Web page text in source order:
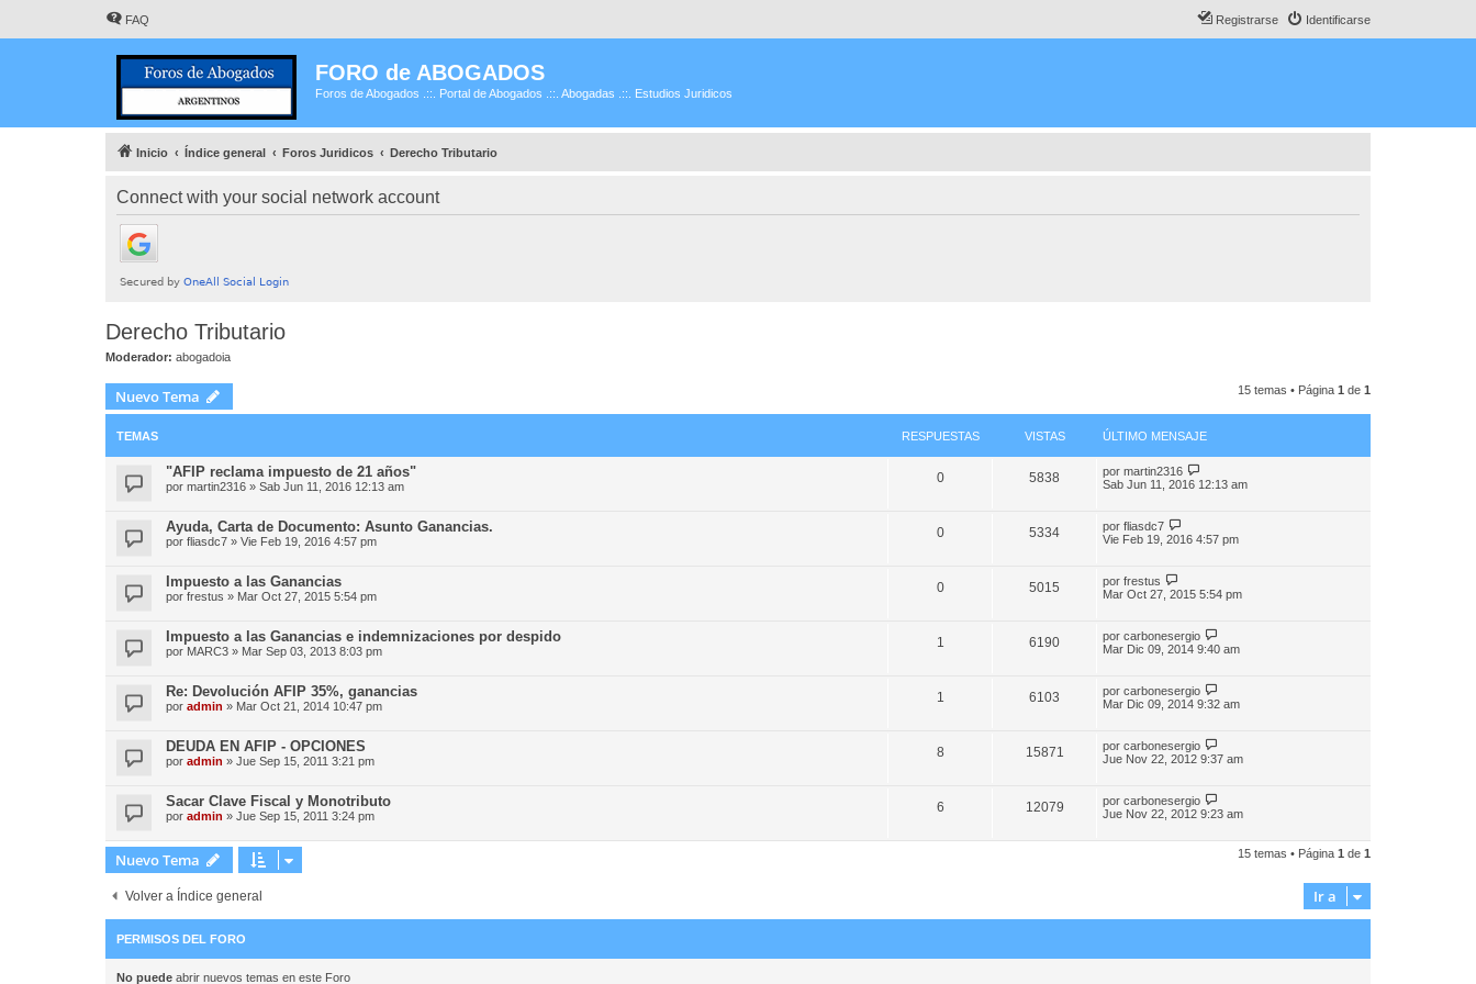
FAQ Identificarse
Registrarse
FORO de ABOGADOS
Foros de Abogados .::. Portal de Abogados .::. Abogadas .::. Estudios Juridicos
Inicio Índice general Foros Juridicos Derecho Tributario
Connect with your social network account
Derecho Tributario
Moderador: abogadoia
Nuevo Tema 15 temas • Página 1 de 1
TEMAS RESPUESTAS VISTAS ÚLTIMO MENSAJE
"AFIP reclama impuesto de 21 años"
por martin2316 » Sab Jun 11, 2016 12:13 am
0 5838 por martin2316
Sab Jun 11, 2016 12:13 am
Ayuda, Carta de Documento: Asunto Ganancias.
por fliasdc7 » Vie Feb 19, 2016 4:57 pm
0 5334 por fliasdc7
Vie Feb 19, 2016 4:57 pm
Impuesto a las Ganancias
por frestus » Mar Oct 27, 2015 5:54 pm
0 5015 por frestus
Mar Oct 27, 2015 5:54 pm
Impuesto a las Ganancias e indemnizaciones por despido
por MARC3 » Mar Sep 03, 2013 8:03 pm
1 6190 por carbonesergio
Mar Dic 09, 2014 9:40 am
Re: Devolución AFIP 35%, ganancias
por admin » Mar Oct 21, 2014 10:47 pm
1 6103 por carbonesergio
Mar Dic 09, 2014 9:32 am
DEUDA EN AFIP - OPCIONES
por admin » Jue Sep 15, 2011 3:21 pm
8 15871 por carbonesergio
Jue Nov 22, 2012 9:37 am
Sacar Clave Fiscal y Monotributo
por admin » Jue Sep 15, 2011 3:24 pm
6 12079 por carbonesergio
Jue Nov 22, 2012 9:23 am
Nuevo Tema 15 temas • Página 1 de 1
Volver a Índice general Ir a
PERMISOS DEL FORO
No puede abrir nuevos temas en este Foro